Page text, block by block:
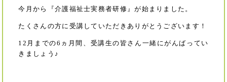
今月から『介護福祉士実務者研修』が始まりました。
たくさんの方に受講していただきありがとうございます！
12月までの6ヵ月間、受講生の皆さん一緒にがんばってい
きましょう♪